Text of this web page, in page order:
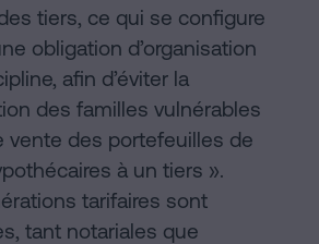
tiers, ce qui se configure
obligation d’organisation
afin d’éviter la
des familles vulnérables
vente des portefeuilles de
à un tiers ».
tarifaires sont
tant notariales que